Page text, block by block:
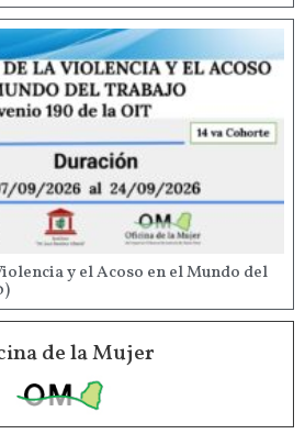
y el Acoso en el Mundo del
de la Mujer